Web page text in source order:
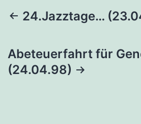
24.Jazztage…
Abeteuerfahrt für
(24.04.98)